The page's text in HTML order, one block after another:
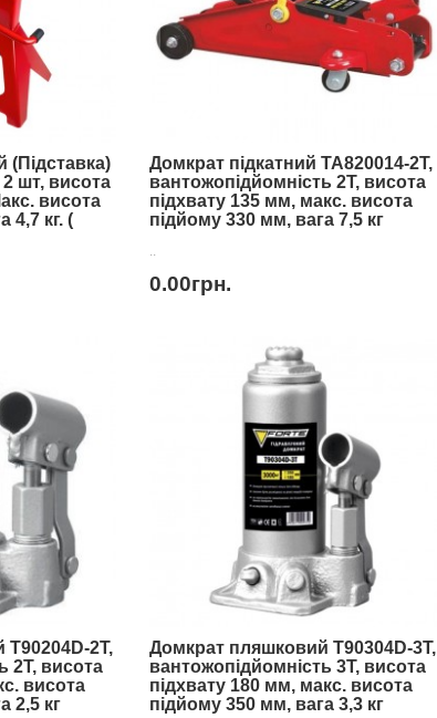
(Підставка)
2 шт, висота
висота
4,7 кг. (
Домкрат підкатний TA820014-2T,
вантожопідйомність 2Т, висота
підхвату 135 мм, макс. висота
підйому 330 мм, вага 7,5 кг
..
0.00грн.
2T,
2Т, висота
висота
2,5 кг
Домкрат пляшковий T90304D-3T,
вантожопідйомність 3Т, висота
підхвату 180 мм, макс. висота
підйому 350 мм, вага 3,3 кг